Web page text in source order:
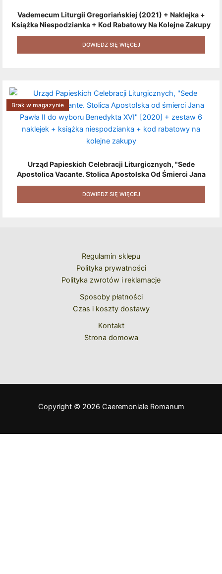
Vademecum Liturgii Gregoriańskiej (2021) + Naklejka +
Książka Niespodzianka + Kod Rabatowy Na Kolejne Zakupy
+ Gratis (książka W Formacie Elektronicznym) [zestaw 3
Produktów + Kod Rabatowy + Gratis]
DOWIEDZ SIĘ WIĘCEJ
Urząd Papieskich Celebracji Liturgicznych, "Sede
Apostolica Vacante. Stolica Apostolska Od Śmierci Jana
Pawła II Do Wyboru Benedykta XVI" [2020] + Zestaw 6
Naklejek + Książka Niespodzianka + Kod Rabatowy Na
Kolejne Zakupy
Brak w magazynie
DOWIEDZ SIĘ WIĘCEJ
Regulamin sklepu
Polityka prywatności
Polityka zwrotów i reklamacje
Sposoby płatności
Czas i koszty dostawy
Kontakt
Strona domowa
Copyright © 2026 Caeremoniale Romanum